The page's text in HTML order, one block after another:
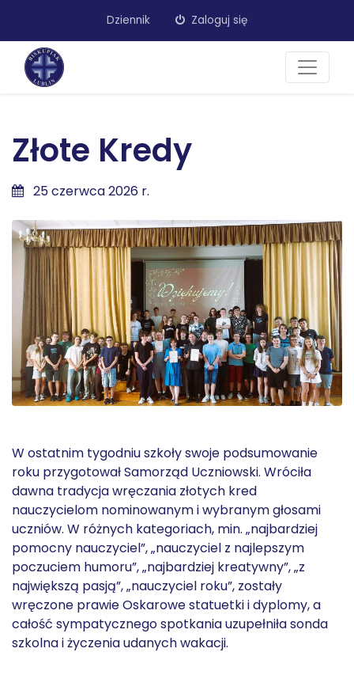
Dziennik Zaloguj się
Złote Kredy
25 czerwca 2026 r.
W ostatnim tygodniu szkoły swoje podsumowanie
roku przygotował Samorząd Uczniowski. Wróciła
dawna tradycja wręczania złotych kred
nauczycielom nominowanym i wybranym głosami
uczniów. W różnych kategoriach, min. „najbardziej
pomocny nauczyciel”, „nauczyciel z najlepszym
poczuciem humoru”, „najbardziej kreatywny”, „z
największą pasją”, „nauczyciel roku”, zostały
wręczone prawie Oskarowe statuetki i dyplomy, a
całość sympatycznego spotkania uzupełniła sonda
szkolna i życzenia udanych wakacji.